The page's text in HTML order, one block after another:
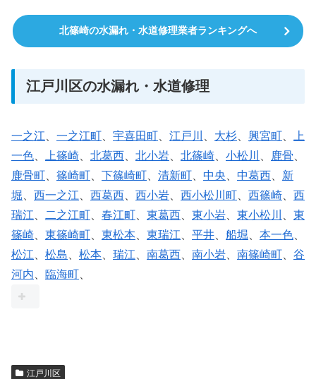
北篠崎の水漏れ・水道修理業者ランキングへ
江戸川区の水漏れ・水道修理
一之江 一之江町 宇喜田町 江戸川 大杉 興宮町
上
一色
上篠崎 北葛西 北小岩 北篠崎 小松川 鹿骨
鹿骨町
篠崎町 下篠崎町 清新町 中央 中葛西
新
堀
西一之江 西葛西 西小岩 西小松川町 西篠崎
西
瑞江
二之江町 春江町 東葛西 東小岩 東小松川
東
篠崎
東篠崎町 東松本 東瑞江 平井 船堀 本一色
松江
松島 松本 瑞江 南葛西 南小岩 南篠崎町
谷
河内
臨海町
江戸川区